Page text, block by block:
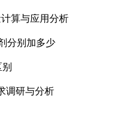
算与应用分析
分别加多少
调研与分析